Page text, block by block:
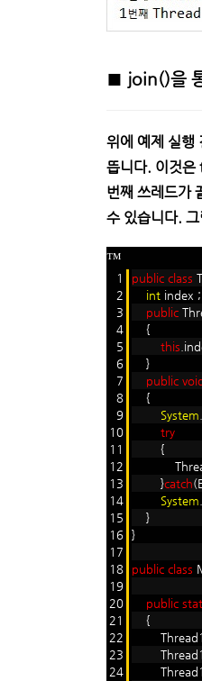
■ join()을
위에 예제 실행
뜹니다. 이것은
번째 쓰레드가
수 있습니다.
™
1
2
3
4
5
6
7
8
9
10
11
12
13
14
15
16
17
18
19
20
21
22
23
24
public class
intindex ;
public
{
this
}
public void
{
System
try
{
}catch
System
}
}
public class
public
{
Thread1
Thread1
Thread1